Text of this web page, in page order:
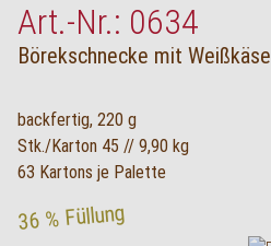
Art.-Nr.: 0634
Börekschnecke mit Weißkäse
backfertig, 220 g
Stk./Karton 45 // 9,90 kg
63 Kartons je Palette
36 % Füllung